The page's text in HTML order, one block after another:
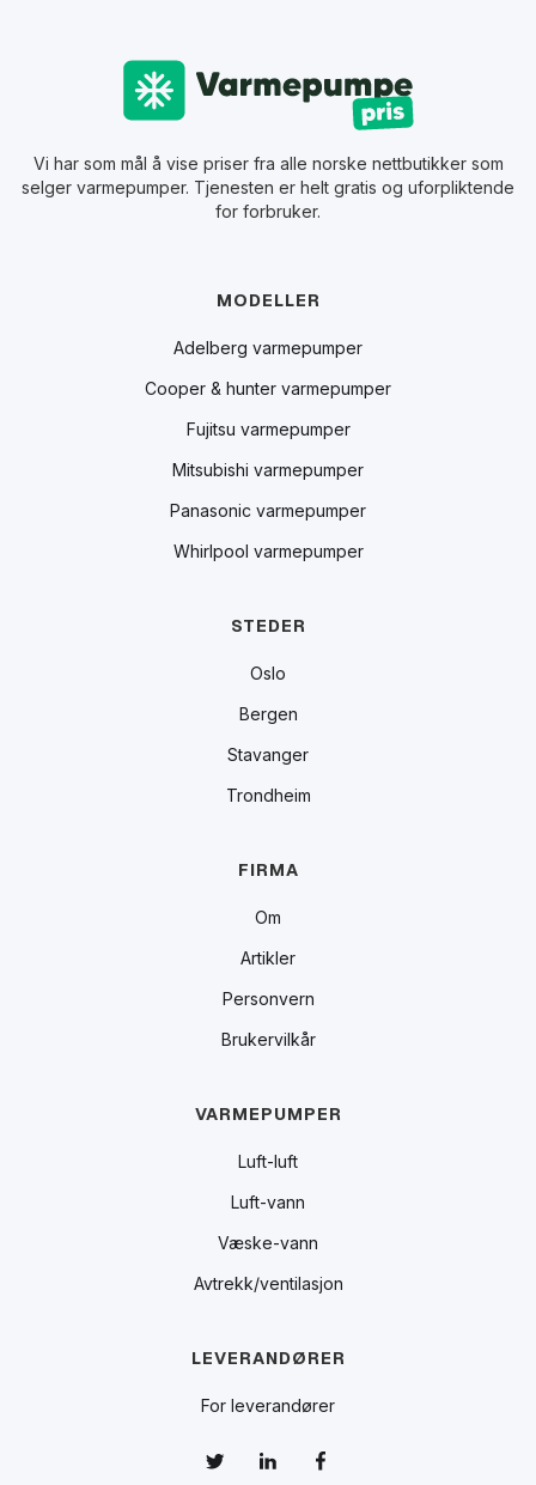
Vi har som mål å vise priser fra alle norske nettbutikker som
selger varmepumper. Tjenesten er helt gratis og uforpliktende
for forbruker.
MODELLER
Adelberg varmepumper
Cooper & hunter varmepumper
Fujitsu varmepumper
Mitsubishi varmepumper
Panasonic varmepumper
Whirlpool varmepumper
STEDER
Oslo
Bergen
Stavanger
Trondheim
FIRMA
Om
Artikler
Personvern
Brukervilkår
VARMEPUMPER
Luft-luft
Luft-vann
Væske-vann
Avtrekk/ventilasjon
LEVERANDØRER
For leverandører